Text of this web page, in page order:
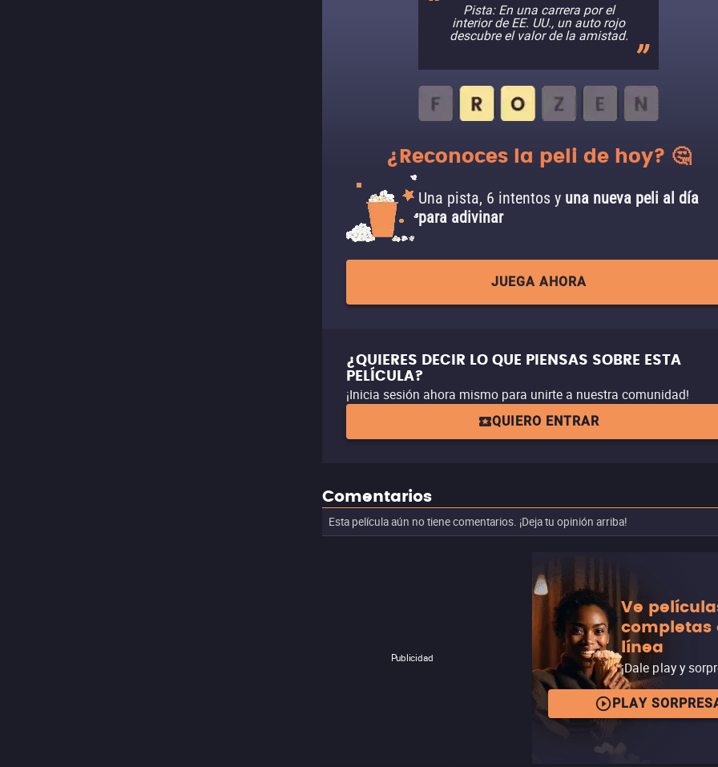
Pista: En una carrera por el
interior de EE. UU., un auto rojo
descubre el valor de la amistad.
¿Reconoces la peli de hoy? 🤔
Una pista, 6 intentos y una nueva peli al día
para adivinar
JUEGA AHORA
¿QUIERES DECIR LO QUE PIENSAS SOBRE ESTA
PELÍCULA?
¡Inicia sesión ahora mismo para unirte a nuestra comunidad!
QUIERO ENTRAR
Comentarios
Esta película aún no tiene comentarios. ¡Deja tu opinión arriba!
Publicidad
Ve
completas
línea
¡Dale play y
PLAY